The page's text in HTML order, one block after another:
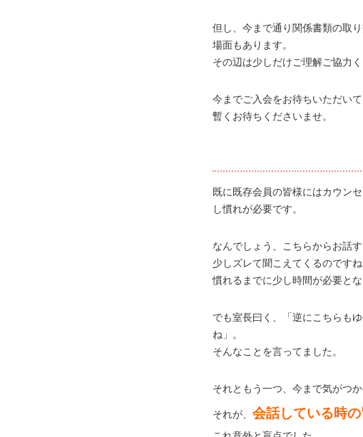
但し、今まで通り関係書類の取
場面もあります。
その辺は少しだけご理解ご協力く
今までご入会をお待ちいただい
暫くお待ちくださいませ。
既に既存会員の皆様にはカウン
し慣れが必要です。
なんでしょう、こちらからお話
少しズレて聞こえてくるのですね
慣れるまでに少し時間が必要とな
でも室長曰く、「逆にこちらも
ね」。
そんなことを言ってました。
それともう一つ、今まで気がつ
それが、 会話している時の